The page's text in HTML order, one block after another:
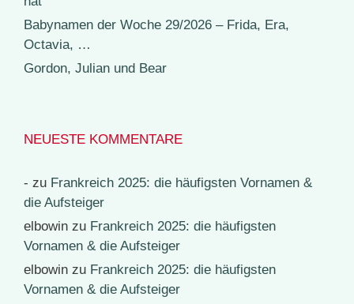
Babynamen der Woche 29/2026 – Frida, Era,
Octavia, …
Gordon, Julian und Bear
NEUESTE KOMMENTARE
- zu Frankreich 2025: die häufigsten Vornamen &
die Aufsteiger
elbowin zu Frankreich 2025: die häufigsten
Vornamen & die Aufsteiger
elbowin zu Frankreich 2025: die häufigsten
Vornamen & die Aufsteiger